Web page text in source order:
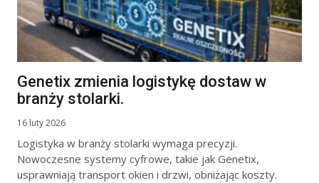
Genetix zmienia logistykę dostaw w
branży stolarki.
16 luty 2026
Logistyka w branży stolarki wymaga precyzji.
Nowoczesne systemy cyfrowe, takie jak Genetix,
usprawniają transport okien i drzwi, obniżając koszty.